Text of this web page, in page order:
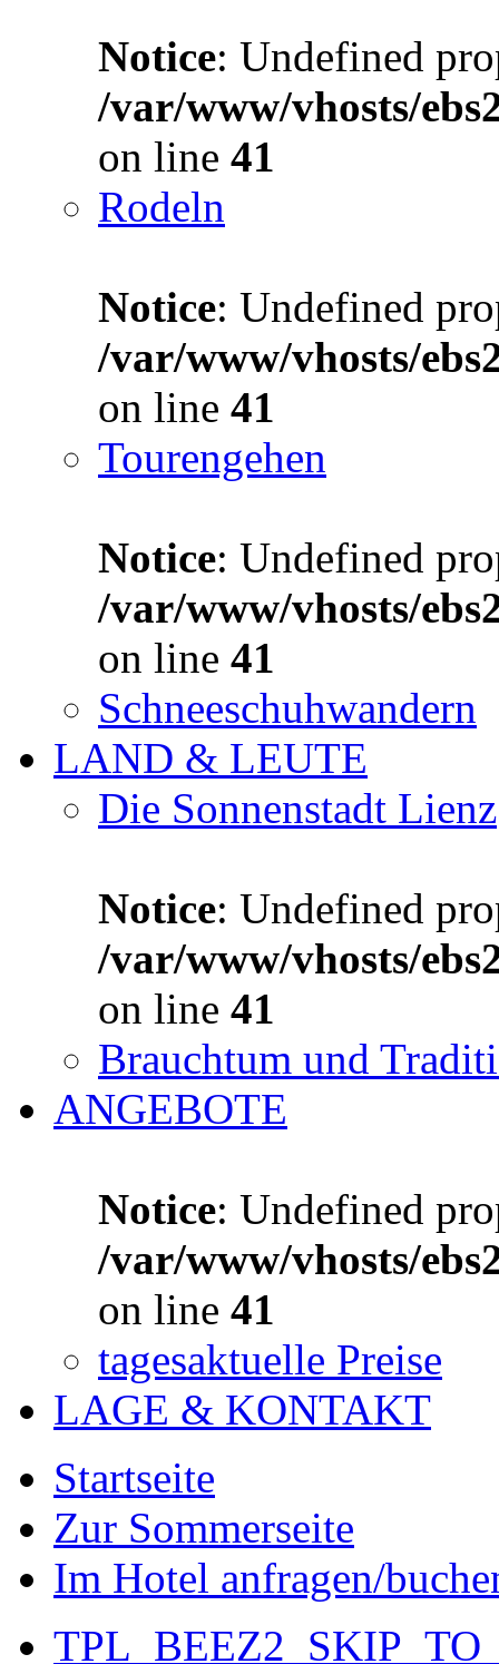
Notice: Undefined
/var/www/vhosts/
on line 41
Rodeln
Notice: Undefined
/var/www/vhosts/
on line 41
Tourengehen
Notice: Undefined
/var/www/vhosts/
on line 41
Schneeschuhwandern
LAND & LEUTE
Die Sonnenstadt Lienz
Notice: Undefined
/var/www/vhosts/
on line 41
Brauchtum und
ANGEBOTE
Notice: Undefined
/var/www/vhosts/
on line 41
tagesaktuelle Preise
LAGE & KONTAKT
Startseite
Zur Sommerseite
Im Hotel anfragen/